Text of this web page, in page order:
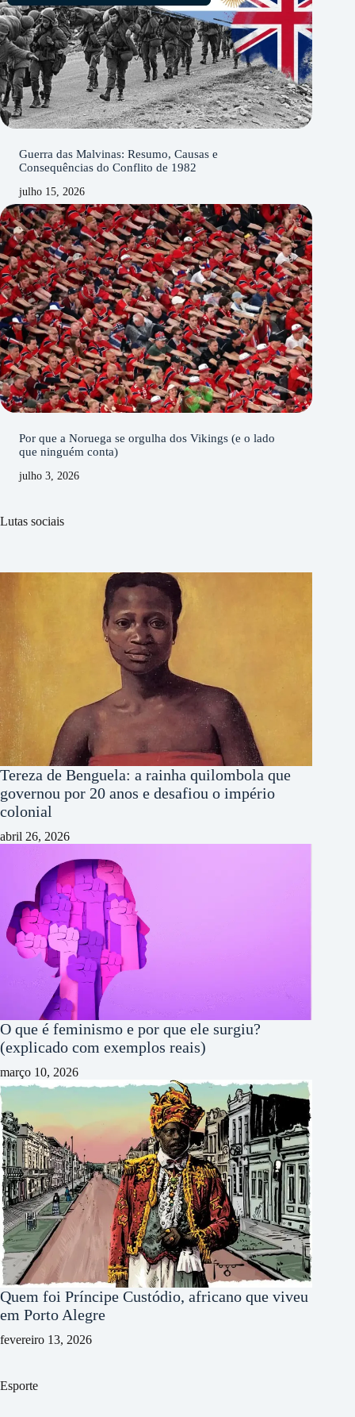
Guerra das Malvinas: Resumo, Causas e
Consequências do Conflito de 1982
julho 15, 2026
Por que a Noruega se orgulha dos Vikings (e o lado
que ninguém conta)
julho 3, 2026
Lutas sociais
Tereza de Benguela: a rainha quilombola que
governou por 20 anos e desafiou o império
colonial
abril 26, 2026
O que é feminismo e por que ele surgiu?
(explicado com exemplos reais)
março 10, 2026
Quem foi Príncipe Custódio, africano que viveu
em Porto Alegre
fevereiro 13, 2026
Esporte